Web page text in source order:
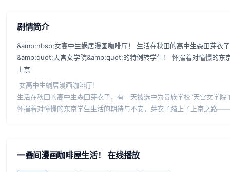
剧情简介
&amp;nbsp;女高中生蜗居漫画咖啡厅！ 生活在秋田的高中生森田芽衣
&amp;quot;天宫女学院&amp;quot;的特例转学生！ 怀揣着对憧憬的东
上京
女高中生蜗居漫画咖啡厅！
生活在秋田的高中生森田芽衣子，有一天被选中为贵族学校"天宫女学院
怀揣着对憧憬的东京学生生活的期待与不安，芽衣子踏上了上京之路——
一叠间漫画咖啡屋生活！ 在线播放